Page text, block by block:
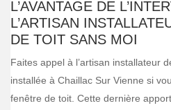
L’AVANTAGE DE
L’ARTISAN
DE TOIT SANS MOI
Faites appel à l’artisan installateur
installée à Chaillac Sur Vienne si
fenêtre de toit. Cette dernière